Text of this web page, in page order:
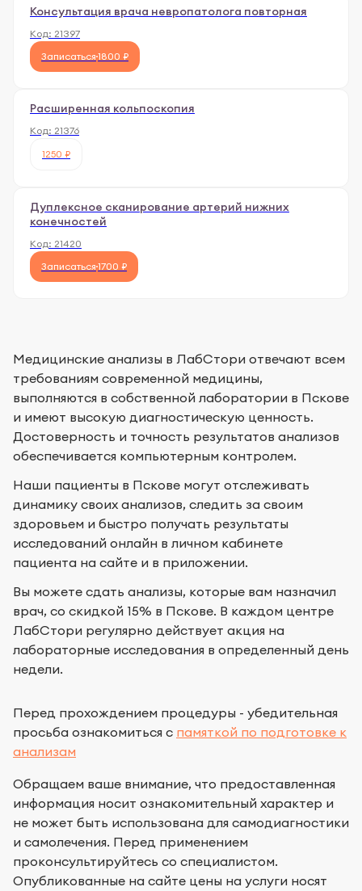
Консультация врача невропатолога повторная
Код: 21397
Записаться 1800 ₽
Расширенная кольпоскопия
Код: 21376
1250 ₽
Дуплексное сканирование артерий нижних
конечностей
Код: 21420
Записаться 1700 ₽
Медицинские анализы в ЛабСтори отвечают всем
требованиям современной медицины,
выполняются в собственной лаборатории в Пскове
и имеют высокую диагностическую ценность.
Достоверность и точность результатов анализов
обеспечивается компьютерным контролем.
Наши пациенты в Пскове могут отслеживать
динамику своих анализов, следить за своим
здоровьем и быстро получать результаты
исследований онлайн в личном кабинете
пациента на сайте и в приложении.
Вы можете сдать анализы, которые вам назначил
врач, со скидкой 15% в Пскове. В каждом центре
ЛабСтори регулярно действует акция на
лабораторные исследования в определенный день
недели.
Перед прохождением процедуры - убедительная
просьба ознакомиться с памяткой по подготовке к
анализам
Обращаем ваше внимание, что предоставленная
информация носит ознакомительный характер и
не может быть использована для самодиагностики
и самолечения. Перед применением
проконсультируйтесь со специалистом.
Опубликованные на сайте цены на услуги носят